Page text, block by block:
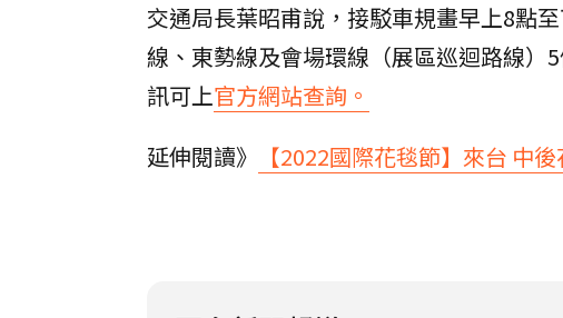
交通局長葉昭甫說，接駁車規畫早上8點
線、東勢線及會場環線（展區巡迴路線）
訊可上官方網站查詢。
延伸閱讀》
【2022國際花毯節】來台 中